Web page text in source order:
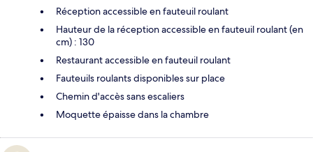
Réception accessible en fauteuil roulant
Hauteur de la réception accessible en fauteuil roulant (en
cm) : 130
Restaurant accessible en fauteuil roulant
Fauteuils roulants disponibles sur place
Chemin d'accès sans escaliers
Moquette épaisse dans la chambre